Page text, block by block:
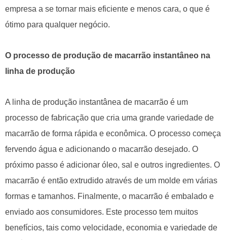
empresa a se tornar mais eficiente e menos cara, o que é
ótimo para qualquer negócio.
O processo de produção de macarrão instantâneo na
linha de produção
A linha de produção instantânea de macarrão é um
processo de fabricação que cria uma grande variedade de
macarrão de forma rápida e econômica. O processo começa
fervendo água e adicionando o macarrão desejado. O
próximo passo é adicionar óleo, sal e outros ingredientes. O
macarrão é então extrudido através de um molde em várias
formas e tamanhos. Finalmente, o macarrão é embalado e
enviado aos consumidores. Este processo tem muitos
benefícios, tais como velocidade, economia e variedade de